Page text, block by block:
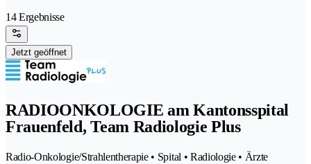
14 Ergebnisse
Jetzt geöffnet
RADIOONKOLOGIE am Kantonsspital
Frauenfeld, Team Radiologie Plus
Radio-Onkologie/Strahlentherapie • Spital • Radiologie • Ärzte